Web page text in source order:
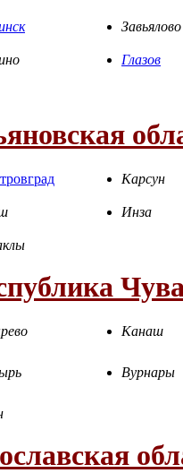
Завьялово
Глазов
Карсун
Инза
Канаш
Вурнары